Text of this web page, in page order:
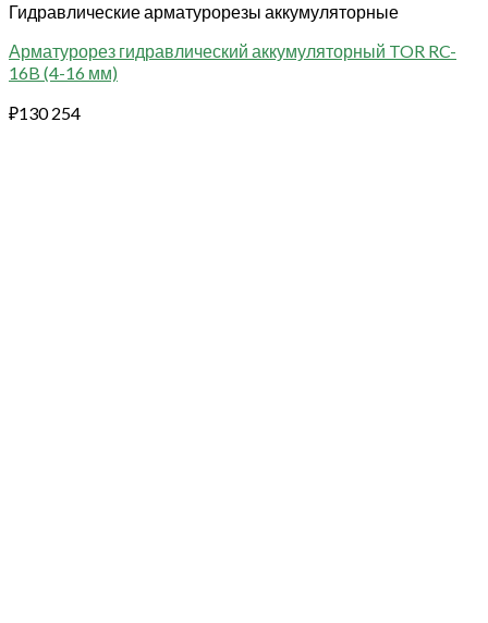
Гидравлические арматурорезы аккумуляторные
Арматурорез гидравлический аккумуляторный TOR RC-
16B (4-16 мм)
₽130 254